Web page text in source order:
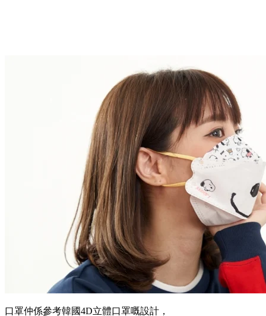
口罩仲係參考韓國4D立體口罩嘅設計，